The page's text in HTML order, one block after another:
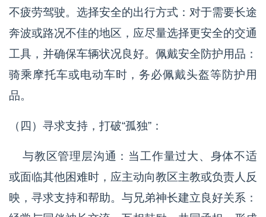
不疲劳驾驶。选择安全的出行方式：对于需要长途
奔波或路况不佳的地区，应尽量选择更安全的交通
工具，并确保车辆状况良好。佩戴安全防护用品：
骑乘摩托车或电动车时，务必佩戴头盔等防护用
品。
（四）寻求支持，打破“孤独”：
与教区管理层沟通：当工作量过大、身体不适
或面临其他困难时，应主动向教区主教或负责人反
映，寻求支持和帮助。与兄弟神长建立良好关系：